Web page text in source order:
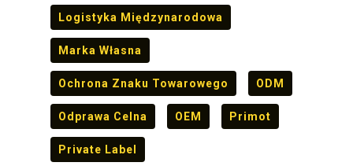
Logistyka Międzynarodowa
Marka Własna
Ochrona Znaku Towarowego ODM
Odprawa Celna OEM Primot
Private Label